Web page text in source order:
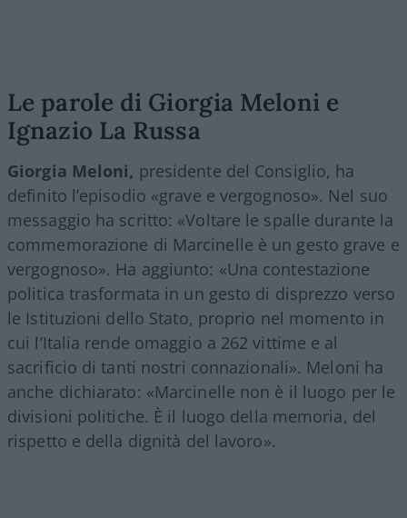
Le parole di Giorgia Meloni e
Ignazio La Russa
Giorgia Meloni, presidente del Consiglio, ha
definito l’episodio «grave e vergognoso». Nel suo
messaggio ha scritto: «Voltare le spalle durante la
commemorazione di Marcinelle è un gesto grave e
vergognoso». Ha aggiunto: «Una contestazione
politica trasformata in un gesto di disprezzo verso
le Istituzioni dello Stato, proprio nel momento in
cui l’Italia rende omaggio a 262 vittime e al
sacrificio di tanti nostri connazionali». Meloni ha
anche dichiarato: «Marcinelle non è il luogo per le
divisioni politiche. È il luogo della memoria, del
rispetto e della dignità del lavoro».